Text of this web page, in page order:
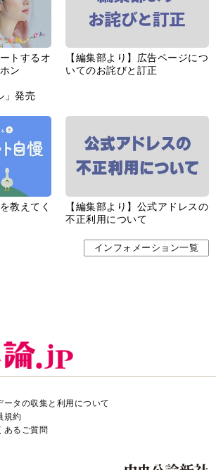
トするオ
ン
」発売
【編集部より】広告ページにつ
いてのお詫びと訂正
教えてく
【編集部より】公式アドレスの
不正利用について
インフォメーション一覧
ータの収集と利用について
規約
あるご質問